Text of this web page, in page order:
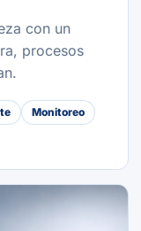
con un
procesos
Monitoreo